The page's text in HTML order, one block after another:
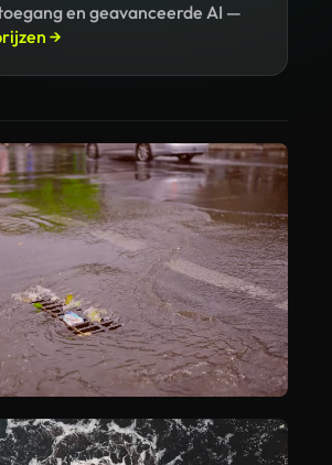
en geavanceerde AI —
→